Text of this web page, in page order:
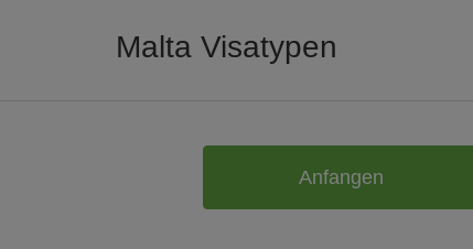
Malta Visatypen
Anfangen